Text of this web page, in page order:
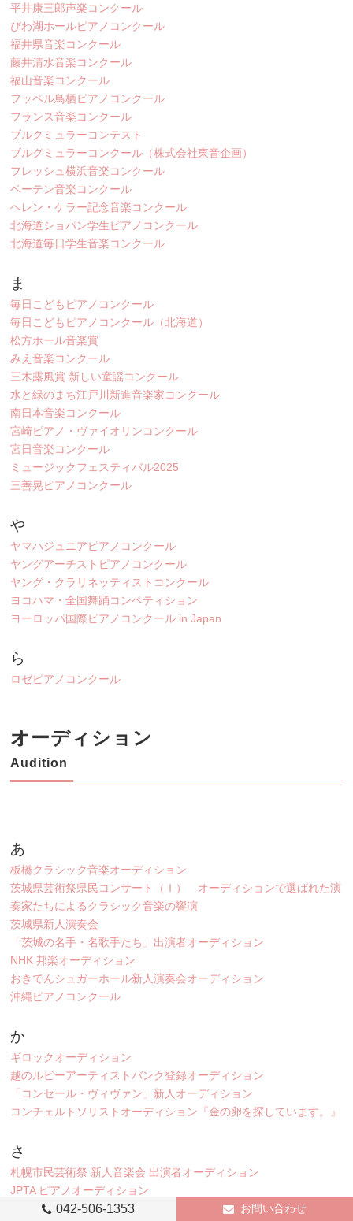
042-506-1353 お問い合わせ
平井康三郎声楽コンクール
びわ湖ホールピアノコンクール
福井県音楽コンクール
藤井清水音楽コンクール
福山音楽コンクール
フッペル鳥栖ピアノコンクール
フランス音楽コンクール
ブルクミュラーコンテスト
ブルグミュラーコンクール（株式会社東音企画）
フレッシュ横浜音楽コンクール
ベーテン音楽コンクール
ヘレン・ケラー記念音楽コンクール
北海道ショパン学生ピアノコンクール
北海道毎日学生音楽コンクール
ま
毎日こどもピアノコンクール
毎日こどもピアノコンクール（北海道）
松方ホール音楽賞
みえ音楽コンクール
三木露風賞 新しい童謡コンクール
水と緑のまち江戸川新進音楽家コンクール
南日本音楽コンクール
宮崎ピアノ・ヴァイオリンコンクール
宮日音楽コンクール
ミュージックフェスティバル2025
三善晃ピアノコンクール
や
ヤマハジュニアピアノコンクール
ヤングアーチストピアノコンクール
ヤング・クラリネッティストコンクール
ヨコハマ・全国舞踊コンペティション
ヨーロッパ国際ピアノコンクール in Japan
ら
ロゼピアノコンクール
オーディション
Audition
あ
板橋クラシック音楽オーディション
茨城県芸術祭県民コンサート（Ｉ） オーディションで選ばれた演
奏家たちによるクラシック音楽の響演
茨城県新人演奏会
「茨城の名手・名歌手たち」出演者オーディション
NHK 邦楽オーディション
おきでんシュガーホール新人演奏会オーディション
沖縄ピアノコンクール
か
ギロックオーディション
越のルビーアーティストバンク登録オーディション
「コンセール・ヴィヴァン」新人オーディション
コンチェルトソリストオーディション『金の卵を探しています。』
さ
札幌市民芸術祭 新人音楽会 出演者オーディション
JPTA ピアノオーディション
「静岡の名手たち」オーディション